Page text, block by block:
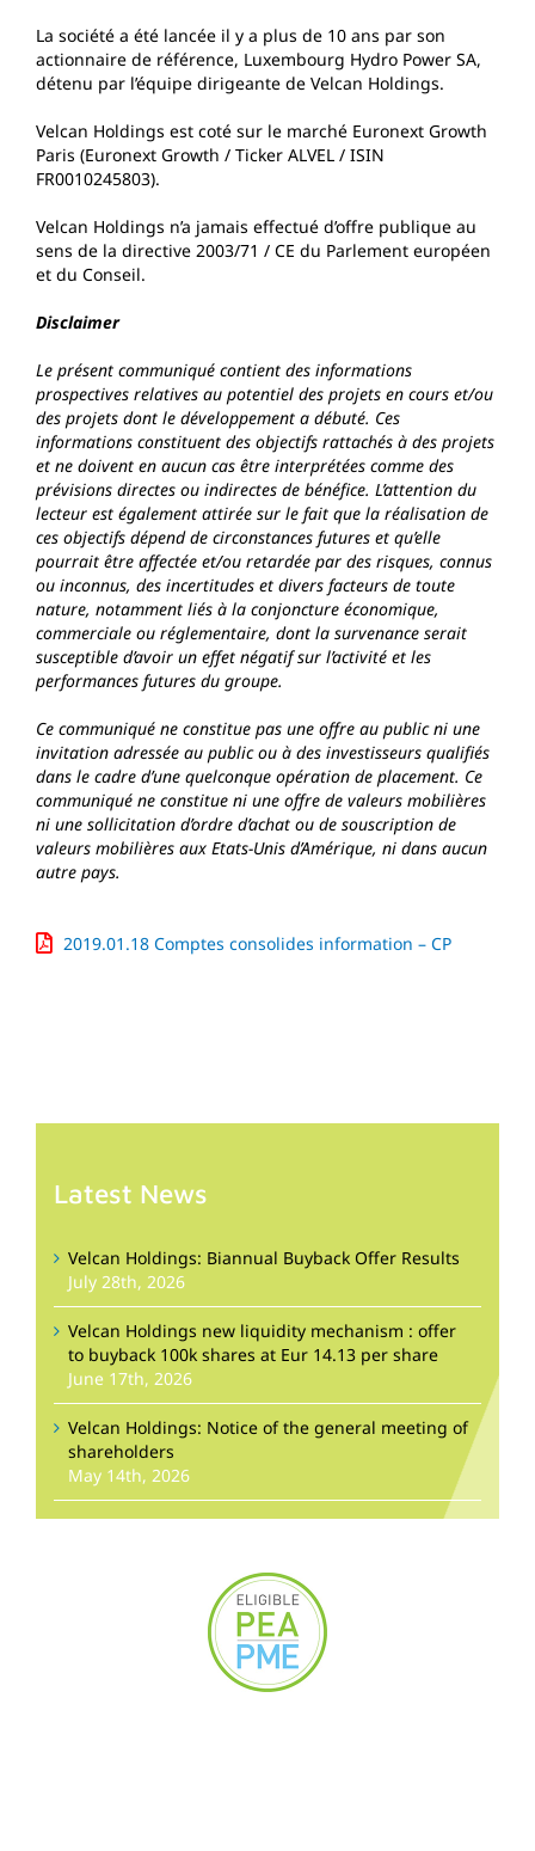
La société a été lancée il y a plus de 10 ans par son
actionnaire de référence, Luxembourg Hydro Power SA,
détenu par l’équipe dirigeante de Velcan Holdings.
Velcan Holdings est coté sur le marché Euronext Growth
Paris (Euronext Growth / Ticker ALVEL / ISIN
FR0010245803).
Velcan Holdings n’a jamais effectué d’offre publique au
sens de la directive 2003/71 / CE du Parlement européen
et du Conseil.
Disclaimer
Le présent communiqué contient des informations
prospectives relatives au potentiel des projets en cours et/ou
des projets dont le développement a débuté. Ces
informations constituent des objectifs rattachés à des projets
et ne doivent en aucun cas être interprétées comme des
prévisions directes ou indirectes de bénéfice. L’attention du
lecteur est également attirée sur le fait que la réalisation de
ces objectifs dépend de circonstances futures et qu’elle
pourrait être affectée et/ou retardée par des risques, connus
ou inconnus, des incertitudes et divers facteurs de toute
nature, notamment liés à la conjoncture économique,
commerciale ou réglementaire, dont la survenance serait
susceptible d’avoir un effet négatif sur l’activité et les
performances futures du groupe.
Ce communiqué ne constitue pas une offre au public ni une
invitation adressée au public ou à des investisseurs qualifiés
dans le cadre d’une quelconque opération de placement. Ce
communiqué ne constitue ni une offre de valeurs mobilières
ni une sollicitation d’ordre d’achat ou de souscription de
valeurs mobilières aux Etats-Unis d’Amérique, ni dans aucun
autre pays.
2019.01.18 Comptes consolides information – CP
Latest News
Velcan Holdings: Biannual Buyback Offer Results
July 28th, 2026
Velcan Holdings new liquidity mechanism : offer
to buyback 100k shares at Eur 14.13 per share
June 17th, 2026
Velcan Holdings: Notice of the general meeting of
shareholders
May 14th, 2026